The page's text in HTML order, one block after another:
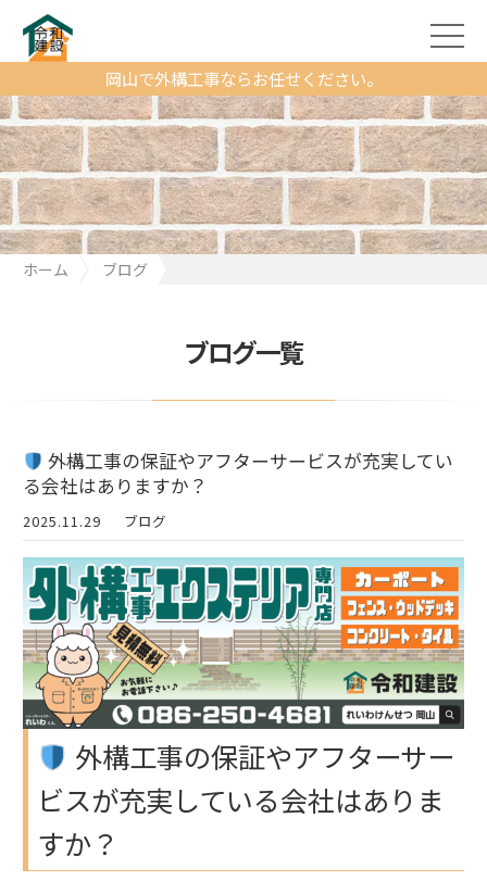
岡山で外構工事ならお任せください。
ホーム
ブログ
ブログ一覧
外構工事の保証やアフターサービスが充実してい
る会社はありますか？
2025.11.29 ブログ
外構工事の保証やアフターサー
ビスが充実している会社はありま
すか？